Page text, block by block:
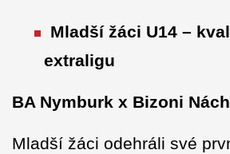
Mladší žáci U14 –
extraligu
BA Nymburk x Bizoni
Mladší žáci odehráli své